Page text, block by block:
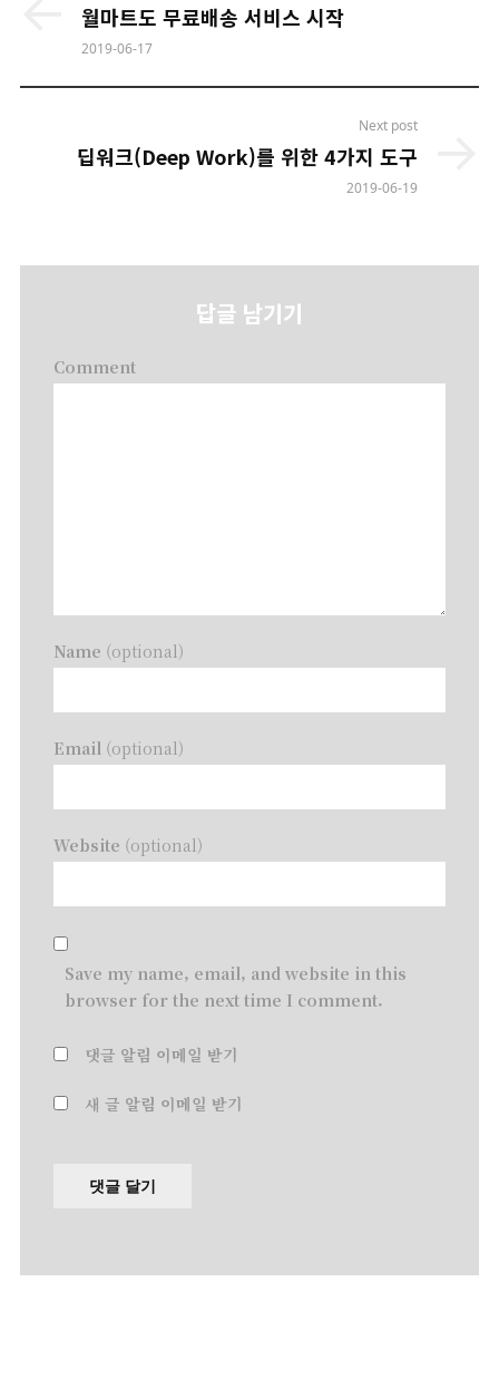
navigation
월마트도 무료배송 서비스 시작
2019-06-17
Next post
딥워크(Deep Work)를 위한 4가지 도구
2019-06-19
답글 남기기
Comment
Name (optional)
Email (optional)
Website (optional)
Save my name, email, and website in this
browser for the next time I comment.
댓글 알림 이메일 받기
새 글 알림 이메일 받기